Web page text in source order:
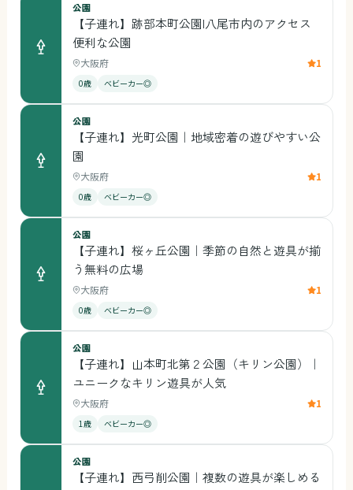
公園
【子連れ】跡部本町公園|八尾市内のアクセス
便利な公園
大阪府 1
0歳 ベビーカー◎
公園
【子連れ】光町公園｜地域密着の遊びやすい公
園
大阪府 1
0歳 ベビーカー◎
公園
【子連れ】桜ヶ丘公園｜季節の自然と遊具が揃
う無料の広場
大阪府 1
0歳 ベビーカー◎
公園
【子連れ】山本町北第２公園（キリン公園）｜
ユニークなキリン遊具が人気
大阪府 1
1歳 ベビーカー◎
公園
【子連れ】西弓削公園｜複数の遊具が楽しめる